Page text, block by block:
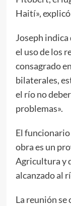
Haití»,
Joseph
el uso de los
consagrado
bilaterales,
el río no
problemas».
El
obra es un
Agricultura y
alcanzado al
La reunión